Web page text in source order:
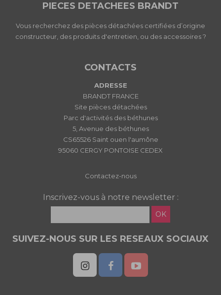
PIECES DETACHEES BRANDT
Vous recherchez des pièces détachées certifiées d’origine
constructeur, des produits d'entretien, ou des accessoires ?
CONTACTS
ADRESSE
BRANDT FRANCE
Site pièces détachées
Parc d'activités des béthunes
5, Avenue des béthunes
CS65526 Saint ouen l'aumône
95060 CERGY PONTOISE CEDEX
Contactez-nous
Inscrivez-vous à notre newsletter :
OK
SUIVEZ-NOUS SUR LES RESEAUX SOCIAUX